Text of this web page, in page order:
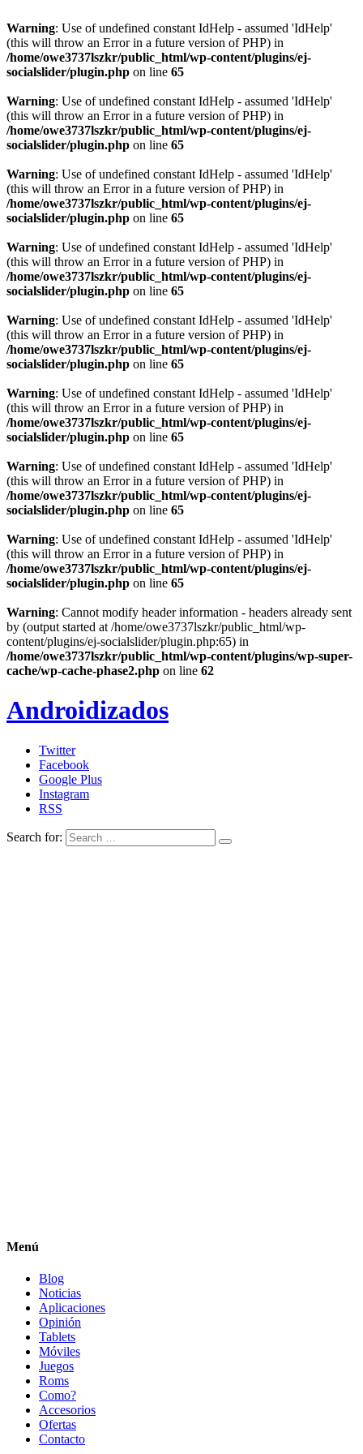
Warning: Use of undefined constant IdHelp - assumed 'IdHelp'
(this will throw an Error in a future version of PHP) in
/home/owe3737lszkr/public_html/wp-content/plugins/ej-
socialslider/plugin.php on line 65
Warning: Use of undefined constant IdHelp - assumed 'IdHelp'
(this will throw an Error in a future version of PHP) in
/home/owe3737lszkr/public_html/wp-content/plugins/ej-
socialslider/plugin.php on line 65
Warning: Use of undefined constant IdHelp - assumed 'IdHelp'
(this will throw an Error in a future version of PHP) in
/home/owe3737lszkr/public_html/wp-content/plugins/ej-
socialslider/plugin.php on line 65
Warning: Use of undefined constant IdHelp - assumed 'IdHelp'
(this will throw an Error in a future version of PHP) in
/home/owe3737lszkr/public_html/wp-content/plugins/ej-
socialslider/plugin.php on line 65
Warning: Use of undefined constant IdHelp - assumed 'IdHelp'
(this will throw an Error in a future version of PHP) in
/home/owe3737lszkr/public_html/wp-content/plugins/ej-
socialslider/plugin.php on line 65
Warning: Use of undefined constant IdHelp - assumed 'IdHelp'
(this will throw an Error in a future version of PHP) in
/home/owe3737lszkr/public_html/wp-content/plugins/ej-
socialslider/plugin.php on line 65
Warning: Use of undefined constant IdHelp - assumed 'IdHelp'
(this will throw an Error in a future version of PHP) in
/home/owe3737lszkr/public_html/wp-content/plugins/ej-
socialslider/plugin.php on line 65
Warning: Use of undefined constant IdHelp - assumed 'IdHelp'
(this will throw an Error in a future version of PHP) in
/home/owe3737lszkr/public_html/wp-content/plugins/ej-
socialslider/plugin.php on line 65
Warning: Cannot modify header information - headers already sent
by (output started at /home/owe3737lszkr/public_html/wp-
content/plugins/ej-socialslider/plugin.php:65) in
/home/owe3737lszkr/public_html/wp-content/plugins/wp-super-
cache/wp-cache-phase2.php on line 62
Androidizados
Twitter
Facebook
Google Plus
Instagram
RSS
Search for:
Menú
Blog
Noticias
Aplicaciones
Opinión
Tablets
Móviles
Juegos
Roms
Como?
Accesorios
Ofertas
Contacto